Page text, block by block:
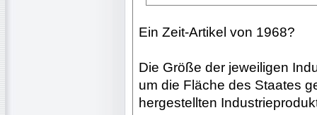
Ein Zeit-Artikel von 1968?
Die Größe der jeweiligen
um die Fläche des Staates
hergestellten